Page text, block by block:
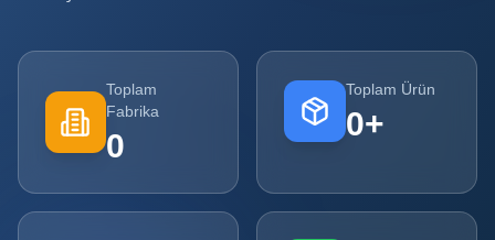
Tüm
Ürünler
Toplam
Fabrika
0
Toplam Ürün
0+